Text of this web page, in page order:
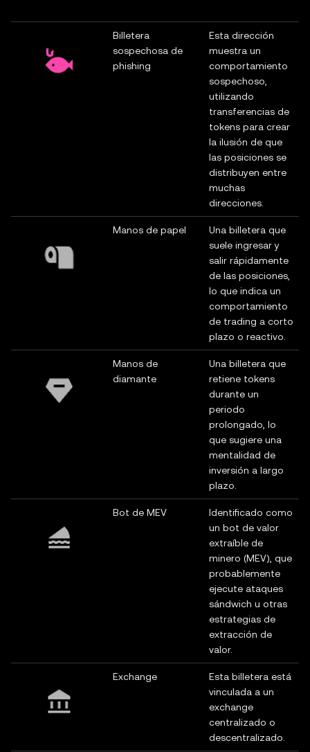
Billetera
sospechosa de
phishing
Esta dirección
muestra un
comportamiento
sospechoso,
utilizando
transferencias de
tokens para crear
la ilusión de que
las posiciones se
distribuyen entre
muchas
direcciones.
Manos de papel
Una billetera que
suele ingresar y
salir rápidamente
de las posiciones,
lo que indica un
comportamiento
de trading a corto
plazo o reactivo.
Manos de
diamante
Una billetera que
retiene tokens
durante un
periodo
prolongado, lo
que sugiere una
mentalidad de
inversión a largo
plazo.
Bot de MEV
Identificado como
un bot de valor
extraíble de
minero (MEV), que
probablemente
ejecute ataques
sándwich u otras
estrategias de
extracción de
valor.
Exchange
Esta billetera está
vinculada a un
exchange
centralizado o
descentralizado.